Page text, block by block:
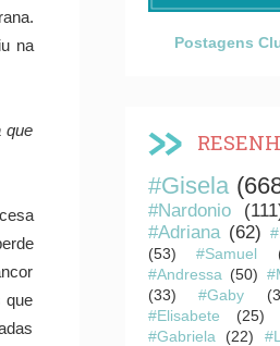
na
que
que
Postagens
#Gisela
#Nardonio
#Adriana (62)
(53)
#Samuel
#Andressa (50)
(33)
#Gaby
#Elisabete
(25)
#Gabriela
(22)